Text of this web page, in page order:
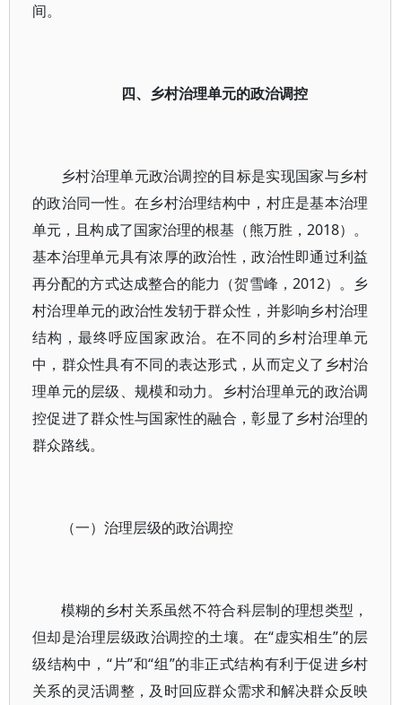
间。
四、乡村治理单元的政治调控
乡村治理单元政治调控的目标是实现国家与乡村
的政治同一性。在乡村治理结构中，村庄是基本治理
单元，且构成了国家治理的根基（熊万胜，2018）。
基本治理单元具有浓厚的政治性，政治性即通过利益
再分配的方式达成整合的能力（贺雪峰，2012）。乡
村治理单元的政治性发轫于群众性，并影响乡村治理
结构，最终呼应国家政治。在不同的乡村治理单元
中，群众性具有不同的表达形式，从而定义了乡村治
理单元的层级、规模和动力。乡村治理单元的政治调
控促进了群众性与国家性的融合，彰显了乡村治理的
群众路线。
（一）治理层级的政治调控
模糊的乡村关系虽然不符合科层制的理想类型，
但却是治理层级政治调控的土壤。在“虚实相生”的层
级结构中，“片”和“组”的非正式结构有利于促进乡村
关系的灵活调整，及时回应群众需求和解决群众反映